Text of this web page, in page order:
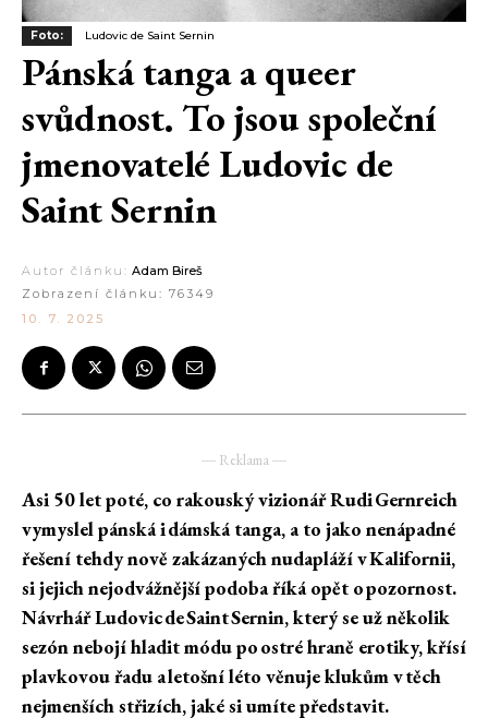
Foto: Ludovic de Saint Sernin
Pánská tanga a queer
svůdnost. To jsou společní
jmenovatelé Ludovic de
Saint Sernin
Autor článku: Adam Bireš
Zobrazení článku: 76349
10. 7. 2025
― Reklama ―
Asi 50 let poté, co rakouský vizionář Rudi Gernreich
vymyslel pánská i dámská tanga, a to jako nenápadné
řešení tehdy nově zakázaných nudapláží v Kalifornii,
si jejich nejodvážnější podoba říká opět o pozornost.
Návrhář Ludovic de Saint Sernin, který se už několik
sezón nebojí hladit módu po ostré hraně erotiky, křísí
plavkovou řadu a letošní léto věnuje klukům v těch
nejmenších střizích, jaké si umíte představit.